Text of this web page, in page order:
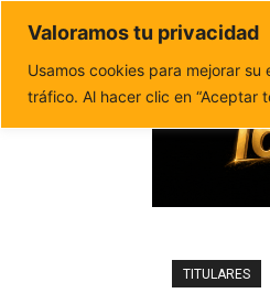
Valoramos tu privacidad
Usamos cookies para mejorar
tráfico. Al hacer clic en “Aceptar
Política de
TITULARES